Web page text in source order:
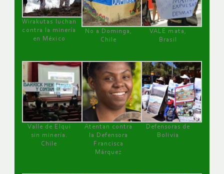
Wirakutas luchan
contra la minería
en México
No a Dominga,
Chile
VALE mata,
Brasil
Valle de Elqui
sin minería.
Chile
Atentan contra
la Defensora
Francisca
Márquez
Defensoras de
Bolivia